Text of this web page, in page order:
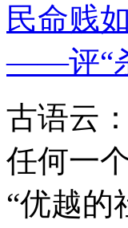
民命贱
——评“
古语云
任何一
“优越的